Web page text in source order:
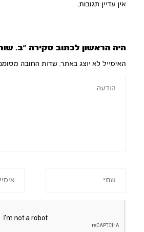
אין עדיין תגובות.
היה הראשון לכתוב סקירה “ב.
האימייל לא יוצג באתר. שדות החובה